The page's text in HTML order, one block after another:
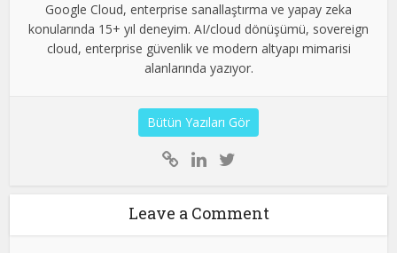
Google Cloud, enterprise sanallaştırma ve yapay zeka
konularında 15+ yıl deneyim. AI/cloud dönüşümü, sovereign
cloud, enterprise güvenlik ve modern altyapı mimarisi
alanlarında yazıyor.
Bütün Yazıları Gör
Leave a Comment